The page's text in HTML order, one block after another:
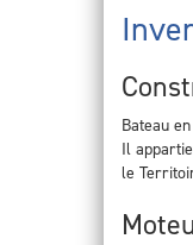
Bateau
Il
le